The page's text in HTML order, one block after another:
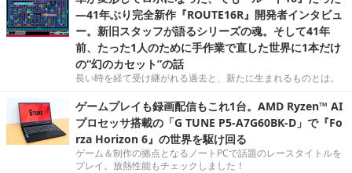
―41年ぶり完全新作『ROUTE16R』開発者インタビュ
ー。新旧スタッフが語るシリーズの魂。そして41年
前、たった1人のために手作業で直した世界に1本だけ
の“幻のカセット”の話
長い時を経て受け継がれる過去と、新たに生まれるものとは。
ゲームプレイも録画配信もこれ1台。AMD Ryzen™ AI
プロセッサ搭載の「G TUNE P5-A7G60BK-D」で『Fo
rza Horizon 6』の世界を駆け回る
ゲーム＆制作の拠点となるノートPCで話題のレースタイトルを
プレイ。放熱性能もチェックしました！